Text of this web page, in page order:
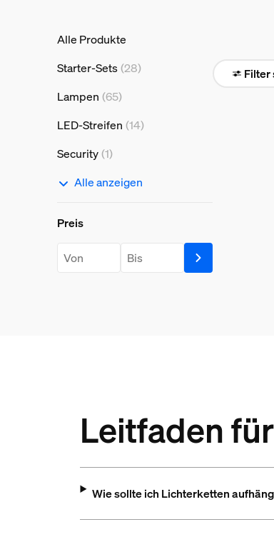
Alle Produkte
Starter-Sets (28)
Lampen (65)
LED-Streifen (14)
Security (1)
Alle anzeigen
Preis
Preis
price.from.label price.to.label
Filter
Leitfaden
Wie sollte ich Lichterketten